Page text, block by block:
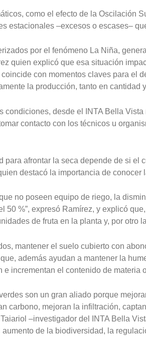
como el efecto de la Oscilación
estacionales –excesos o escases–
por el fenómeno La Niña,
quien explicó que esa situación
con momentos claves para el
la producción, tanto en cantidad
condiciones, desde el INTA Bella
contacto con los técnicos u
para afrontar la seca depende de si el
destacó la importancia de conocer
no poseen equipo de riego, la
50 %”, expresó Ramírez, y explicó
de fruta en la planta y, por otro
mantener el suelo cubierto con
además ayudan a mantener la
e incrementan el contenido de materia
son un gran aliado porque
carbono, mejoran la infiltración,
–investigador del INTA Bella
aumento de la biodiversidad, la